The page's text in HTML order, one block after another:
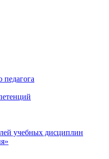
учебных дисциплин